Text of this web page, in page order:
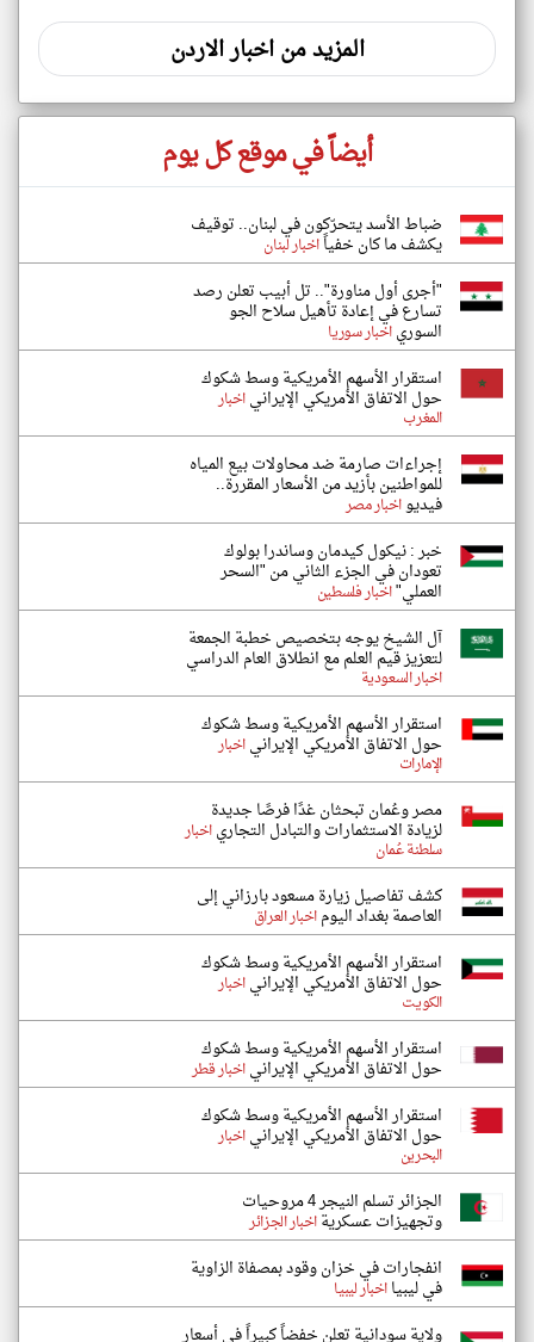
المزيد من اخبار الاردن
أيضاً في موقع كل يوم
ضباط الأسد يتحرّكون في لبنان.. توقيف
يكشف ما كان خفياًاخبار لبنان
"أجرى أول مناورة".. تل أبيب تعلن رصد
تسارع في إعادة تأهيل سلاح الجو
السورياخبار سوريا
استقرار الأسهم الأمريكية وسط شكوك
حول الاتفاق الأمريكي الإيرانياخبار
المغرب
إجراءات صارمة ضد محاولات بيع المياه
للمواطنين بأزيد من الأسعار المقررة..
فيديواخبار مصر
خبر : نيكول كيدمان وساندرا بولوك
تعودان في الجزء الثاني من "السحر
العملي"اخبار فلسطين
آل الشيخ يوجه بتخصيص خطبة الجمعة
لتعزيز قيم العلم مع انطلاق العام الدراسي
اخبار السعودية
استقرار الأسهم الأمريكية وسط شكوك
حول الاتفاق الأمريكي الإيرانياخبار
الإمارات
مصر وعُمان تبحثان غدًا فرصًا جديدة
لزيادة الاستثمارات والتبادل التجارياخبار
سلطنة عُمان
كشف تفاصيل زيارة مسعود بارزاني إلى
العاصمة بغداد اليوماخبار العراق
استقرار الأسهم الأمريكية وسط شكوك
حول الاتفاق الأمريكي الإيرانياخبار
الكويت
استقرار الأسهم الأمريكية وسط شكوك
حول الاتفاق الأمريكي الإيرانياخبار قطر
استقرار الأسهم الأمريكية وسط شكوك
حول الاتفاق الأمريكي الإيرانياخبار
البحرين
الجزائر تسلم النيجر 4 مروحيات
وتجهيزات عسكريةاخبار الجزائر
انفجارات في خزان وقود بمصفاة الزاوية
في ليبيااخبار ليبيا
ولاية سودانية تعلن خفضاً كبيراً في أسعار